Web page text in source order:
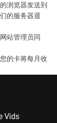
浏览器发送到
的服务器退
站管理员同
的卡将每月收
Vids